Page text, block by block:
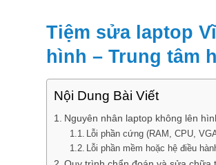
Tiệm sửa laptop
hình – Trung tâm
Nội Dung Bài Viết
Nguyên nhân laptop không lên
Lỗi phần cứng (RAM, CPU,
Lỗi phần mềm hoặc hệ điều